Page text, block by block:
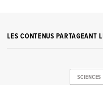
LES CONTENUS PARTAGEANT
SCIENCES